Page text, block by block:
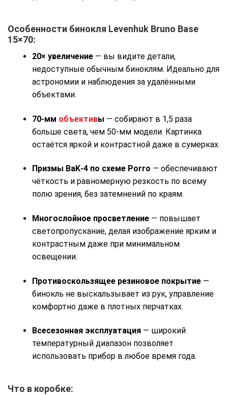
Особенности бинокля Levenhuk Bruno Base
15×70:
20× увеличение — вы видите детали,
недоступные обычным биноклям. Идеально для
астрономии и наблюдения за удалёнными
объектами.
70-мм объективы — собирают в 1,5 раза
больше света, чем 50-мм модели. Картинка
остаётся яркой и контрастной даже в сумерках.
Призмы BaK‑4 по схеме Porro — обеспечивают
чёткость и равномерную резкость по всему
полю зрения, без затемнений по краям.
Многослойное просветление — повышает
светопропускание, делая изображение ярким и
контрастным даже при минимальном
освещении.
Противоскользящее резиновое покрытие —
бинокль не выскальзывает из рук, управление
комфортно даже в плотных перчатках.
Всесезонная эксплуатация — широкий
температурный диапазон позволяет
использовать прибор в любое время года.
Что в коробке: